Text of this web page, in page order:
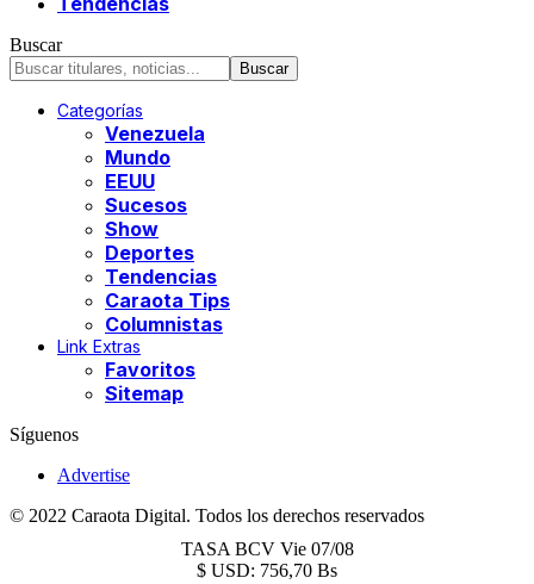
Buscar
Categorías
Venezuela
Mundo
EEUU
Sucesos
Show
Deportes
Tendencias
Caraota Tips
Columnistas
Link Extras
Favoritos
Sitemap
Síguenos
Advertise
© 2022 Caraota Digital. Todos los derechos reservados
TASA BCV Vie 07/08
$ USD: 756,70 Bs